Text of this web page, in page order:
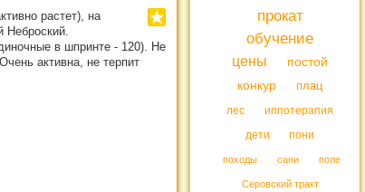
растет), на
в шпринте - 120). Не
активна, не терпит
прокат
обучение
цены
постой
конкур
плац
лес
иппотерапия
дети
пони
походы сани поле
Серовский тракт